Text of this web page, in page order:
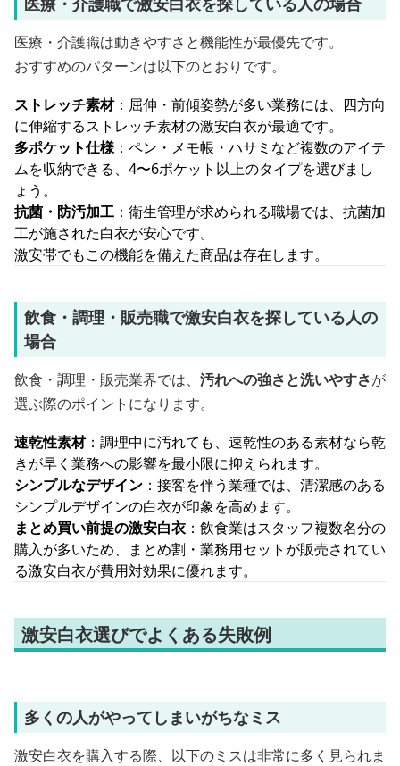
医療・介護職は動きやすさと機能性が最優先です。
おすすめのパターンは以下のとおりです。
ストレッチ素材：屈伸・前傾姿勢が多い業務には、四方向
に伸縮するストレッチ素材の激安白衣が最適です。
多ポケット仕様：ペン・メモ帳・ハサミなど複数のアイテ
ムを収納できる、4〜6ポケット以上のタイプを選びまし
ょう。
抗菌・防汚加工 ：衛生管理が求められる職場では、抗菌加
工が施された白衣が安心です。
激安帯でもこの機能を備えた商品は存在します。
飲食・調理・販売職で激安白衣を探している人の
場合
飲食・調理・販売業界では、 汚れへの強さと洗いやすさが
選ぶ際のポイントになります。
速乾性素材：調理中に汚れても、速乾性のある素材なら乾
きが早く業務への影響を最小限に抑えられます。
シンプルなデザイン ：接客を伴う業種では、清潔感のある
シンプルデザインの白衣が印象を高めます。
まとめ買い前提の激安白衣 ：飲食業はスタッフ複数名分の
購入が多いため、まとめ割・業務用セットが販売されてい
る激安白衣が費用対効果に優れます。
激安白衣選びでよくある失敗例
多くの人がやってしまいがちなミス
激安白衣を購入する際、以下のミスは非常に多く見られま